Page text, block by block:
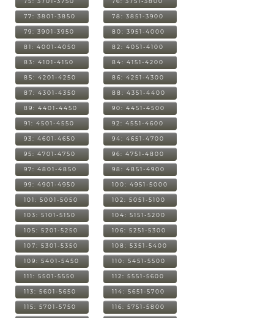
77: 3801-3850 78: 3851-3900
79: 3901-3950 80: 3951-4000
81: 4001-4050 82: 4051-4100
83: 4101-4150 84: 4151-4200
85: 4201-4250 86: 4251-4300
87: 4301-4350 88: 4351-4400
89: 4401-4450 90: 4451-4500
91: 4501-4550 92: 4551-4600
93: 4601-4650 94: 4651-4700
95: 4701-4750 96: 4751-4800
97: 4801-4850 98: 4851-4900
99: 4901-4950 100: 4951-5000
101: 5001-5050 102: 5051-5100
103: 5101-5150 104: 5151-5200
105: 5201-5250 106: 5251-5300
107: 5301-5350 108: 5351-5400
109: 5401-5450 110: 5451-5500
111: 5501-5550 112: 5551-5600
113: 5601-5650 114: 5651-5700
115: 5701-5750 116: 5751-5800